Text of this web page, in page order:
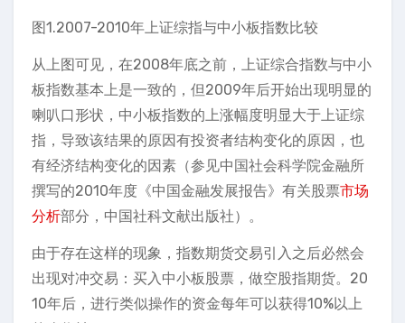
图1.2007-2010年上证综指与中小板指数比较
从上图可见，在2008年底之前，上证综合指数与中小
板指数基本上是一致的，但2009年后开始出现明显的
喇叭口形状，中小板指数的上涨幅度明显大于上证综
指，导致该结果的原因有投资者结构变化的原因，也
有经济结构变化的因素（参见中国社会科学院金融所
撰写的2010年度《中国金融发展报告》有关股票市场
分析部分，中国社科文献出版社）。
由于存在这样的现象，指数期货交易引入之后必然会
出现对冲交易：买入中小板股票，做空股指期货。20
10年后，进行类似操作的资金每年可以获得10%以上